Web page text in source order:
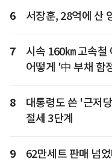
6 서장훈, 28억에 산
7
시속 160㎞ 고속
어떻게 '中 부채 함
8
대통령도 쓴 '근저
절세 3단계
9
62만세트 판매 넘